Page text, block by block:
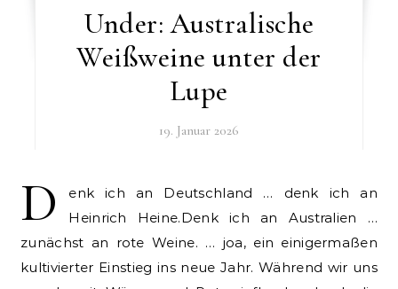
Under: Australische
Weißweine unter der
Lupe
19. Januar 2026
D
enk ich an Deutschland … denk ich an
Heinrich Heine.Denk ich an Australien …
zunächst an rote Weine. … joa, ein einigermaßen
kultivierter Einstieg ins neue Jahr. Während wir uns